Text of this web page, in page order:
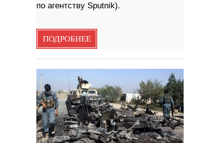
по агентству Sputnik).
ПОДРОБНЕЕ